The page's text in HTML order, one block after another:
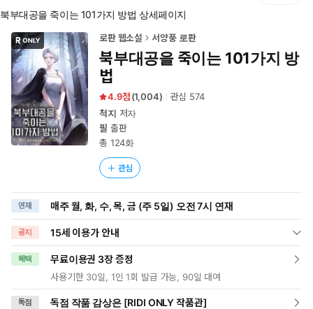
홈
로
이
동
북부대공을 죽이는 101가지 방법 상세페이지
로판 웹소설 서양풍 로판
북부대공을 죽이는 101가지 방
법
4.9 (1,004) 관심 574
척지 저자
필 출판
총 124화
관심
연재 매주 월, 화, 수, 목, 금 (주 5일) 오전 7시 연재
공지 15세 이용가 안내
혜택 무료이용권 3장 증정
사용기한 30일, 1인 1회 발급 가능, 90일 대여
독점 독점 작품 감상은 [RIDI ONLY 작품관]